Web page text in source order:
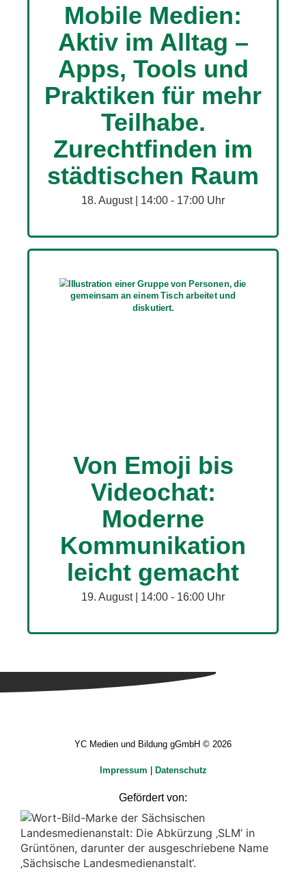
Mobile Medien:
Aktiv im Alltag –
Apps, Tools und
Praktiken für mehr
Teilhabe.
Zurechtfinden im
städtischen Raum
18. August | 14:00 - 17:00
Von Emoji bis
Videochat:
Moderne
Kommunikation
leicht gemacht
19. August | 14:00 - 16:00
YC Medien und Bildung gGmbH © 2026
Impressum Datenschutz
Gefördert von: